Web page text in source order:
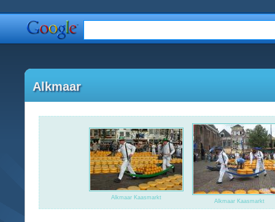
Alkmaar
Alkmaar Kaasmarkt
Alkmaar Kaasmarkt